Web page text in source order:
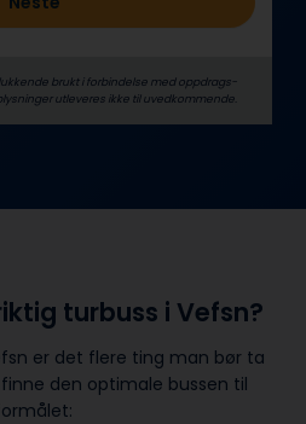
brukt i forbindelse med oppdrags­
utleveres ikke til uvedkommende.
turbuss i Vefsn?
er det flere ting man bør ta
den optimale bussen til